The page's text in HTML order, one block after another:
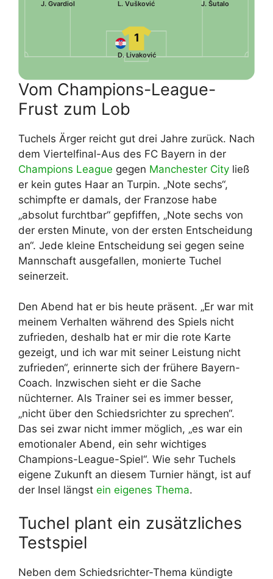
1
D. Livaković
J. Gvardiol L. Vušković J. Šutalo
Vom Champions-League-
Frust zum Lob
Tuchels Ärger reicht gut drei Jahre zurück. Nach
dem Viertelfinal-Aus des FC Bayern in der
Champions League gegen Manchester City ließ
er kein gutes Haar an Turpin. „Note sechs“,
schimpfte er damals, der Franzose habe
„absolut furchtbar“ gepfiffen, „Note sechs von
der ersten Minute, von der ersten Entscheidung
an“. Jede kleine Entscheidung sei gegen seine
Mannschaft ausgefallen, monierte Tuchel
seinerzeit.
Den Abend hat er bis heute präsent. „Er war mit
meinem Verhalten während des Spiels nicht
zufrieden, deshalb hat er mir die rote Karte
gezeigt, und ich war mit seiner Leistung nicht
zufrieden“, erinnerte sich der frühere Bayern-
Coach. Inzwischen sieht er die Sache
nüchterner. Als Trainer sei es immer besser,
„nicht über den Schiedsrichter zu sprechen“.
Das sei zwar nicht immer möglich, „es war ein
emotionaler Abend, ein sehr wichtiges
Champions-League-Spiel“. Wie sehr Tuchels
eigene Zukunft an diesem Turnier hängt, ist auf
der Insel längst ein eigenes Thema.
Tuchel plant ein zusätzliches
Testspiel
Neben dem Schiedsrichter-Thema kündigte